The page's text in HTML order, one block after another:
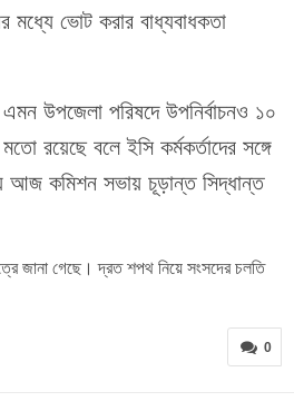
মধ্যে ভোট করার বাধ্যবাধকতা
উপজেলা পরিষদে উপনির্বাচনও ১০
রয়েছে বলে ইসি কর্মকর্তাদের সঙ্গে
আজ কমিশন সভায় চূড়ান্ত সিদ্ধান্ত
জানা গেছে। দ্রত শপথ নিয়ে সংসদের চলতি
0